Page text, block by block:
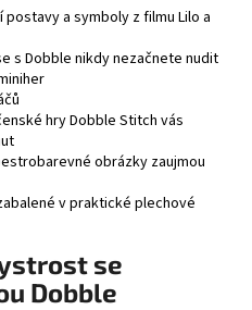
a symboly z filmu Lilo a
s Dobble nikdy nezačnete nudit
hry Dobble Stitch vás
obrázky zaujmou
v praktické plechové
se
Dobble